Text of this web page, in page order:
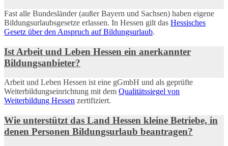
Fast alle Bundesländer (außer Bayern und Sachsen) haben eigene
Bildungsurlaubsgesetze erlassen. In Hessen gilt das Hessisches
Gesetz über den Anspruch auf Bildungsurlaub.
Ist Arbeit und Leben Hessen ein anerkannter
Bildungsanbieter?
Arbeit und Leben Hessen ist eine gGmbH und als geprüfte
Weiterbildungseinrichtung mit dem Qualitätssiegel von
Weiterbildung Hessen zertifiziert.
Wie unterstützt das Land Hessen kleine Betriebe, in
denen Personen Bildungsurlaub beantragen?